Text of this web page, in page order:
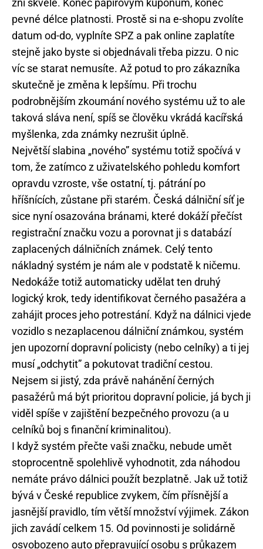
zní skvěle. Konec papírovým kuponům, konec
pevné délce platnosti. Prostě si na e-shopu zvolíte
datum od-do, vyplníte SPZ a pak online zaplatíte
stejně jako byste si objednávali třeba pizzu. O nic
víc se starat nemusíte. Až potud to pro zákazníka
skutečně je změna k lepšímu. Při trochu
podrobnějším zkoumání nového systému už to ale
taková sláva není, spíš se člověku vkrádá kacířská
myšlenka, zda známky nezrušit úplně.
Největší slabina „nového” systému totiž spočívá v
tom, že zatímco z uživatelského pohledu komfort
opravdu vzroste, vše ostatní, tj. pátrání po
hříšnících, zůstane při starém. Česká dálniční síť je
sice nyní osazována bránami, které dokáží přečíst
registrační značku vozu a porovnat ji s databází
zaplacených dálničních známek. Celý tento
nákladný systém je nám ale v podstatě k ničemu.
Nedokáže totiž automaticky udělat ten druhý
logický krok, tedy identifikovat černého pasažéra a
zahájit proces jeho potrestání. Když na dálnici vjede
vozidlo s nezaplacenou dálniční známkou, systém
jen upozorní dopravní policisty (nebo celníky) a ti jej
musí „odchytit” a pokutovat tradiční cestou.
Nejsem si jistý, zda právě nahánění černých
pasažérů má být prioritou dopravní policie, já bych ji
viděl spíše v zajištění bezpečného provozu (a u
celníků boj s finanční kriminalitou).
I když systém přečte vaši značku, nebude umět
stoprocentně spolehlivě vyhodnotit, zda náhodou
nemáte právo dálnici použít bezplatně. Jak už totiž
bývá v České republice zvykem, čím přísnější a
jasnější pravidlo, tím větší množství výjimek. Zákon
jich zavádí celkem 15. Od povinnosti je solidárně
osvobozeno auto přepravující osobu s průkazem